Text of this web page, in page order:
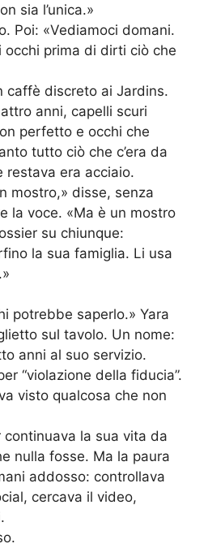
sia l’unica.»
Poi: «Vediamoci domani.
occhi prima di dirti ciò che
caffè discreto ai Jardins.
anni, capelli scuri
perfetto e occhi che
tutto ciò che c’era da
restava era acciaio.
mostro,» disse, senza
la voce. «Ma è un mostro
su chiunque:
la sua famiglia. Li usa
potrebbe saperlo.» Yara
sul tavolo. Un nome:
anni al suo servizio.
“violazione della fiducia”.
visto qualcosa che non
la sua vita da
nulla fosse. Ma la paura
addosso: controllava
cercava il video,